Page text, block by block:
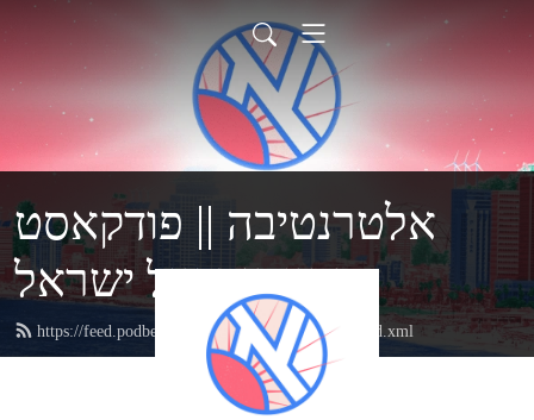
אלטרנטיבה || פודקאסט
הקיימות של ישראל
https://feed.podbean.com/AlternativaByuptous/feed.xml